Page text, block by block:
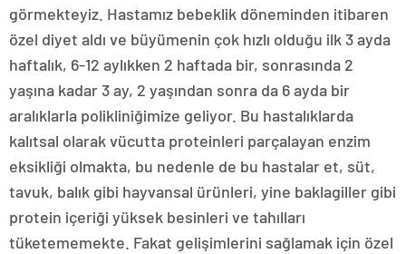
görmekteyiz. Hastamız bebeklik döneminden itibaren
özel diyet aldı ve büyümenin çok hızlı olduğu ilk 3 ayda
haftalık, 6-12 aylıkken 2 haftada bir, sonrasında 2
yaşına kadar 3 ay, 2 yaşından sonra da 6 ayda bir
aralıklarla polikliniğimize geliyor. Bu hastalıklarda
kalıtsal olarak vücutta proteinleri parçalayan enzim
eksikliği olmakta, bu nedenle de bu hastalar et, süt,
tavuk, balık gibi hayvansal ürünleri, yine baklagiller gibi
protein içeriği yüksek besinleri ve tahılları
tüketememekte. Fakat gelişimlerini sağlamak için özel